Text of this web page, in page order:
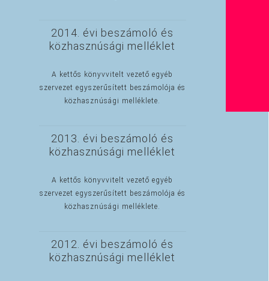
2014. évi beszámoló és
közhasznúsági melléklet
A kettős könyvvitelt vezető egyéb
szervezet egyszerűsített beszámolója és
közhasznúsági melléklete.
2013. évi beszámoló és
közhasznúsági melléklet
A kettős könyvvitelt vezető egyéb
szervezet egyszerűsített beszámolója és
közhasznúsági melléklete.
2012. évi beszámoló és
közhasznúsági melléklet